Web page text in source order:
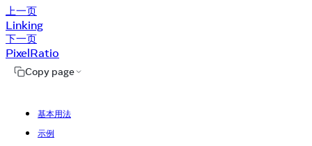
上一页
Linking
下一页
PixelRatio
Copy page
基本用法
示例